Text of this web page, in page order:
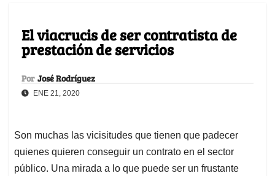
El viacrucis de ser contratista de
prestación de servicios
Por José Rodríguez
ENE 21, 2020
Son muchas las vicisitudes que tienen que padecer
quienes quieren conseguir un contrato en el sector
público. Una mirada a lo que puede ser un frustante